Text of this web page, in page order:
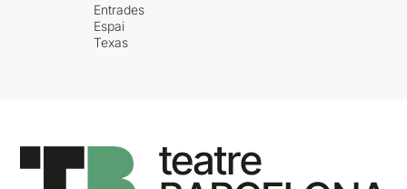
Entrades
Espai
Texas